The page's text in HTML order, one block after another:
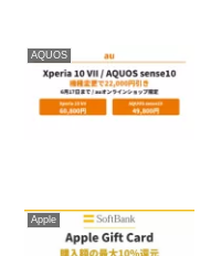
AQUOS
Apple